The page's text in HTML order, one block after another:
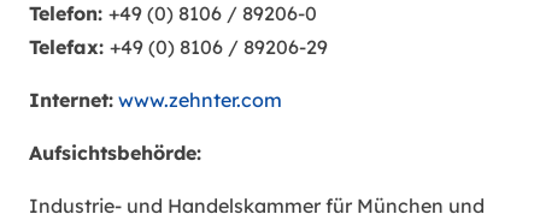
Telefon: +49 (0) 8106 / 89206-0
Telefax: +49 (0) 8106 / 89206-29
Internet: www.zehnter.com
Aufsichtsbehörde:
Industrie- und Handelskammer für München und